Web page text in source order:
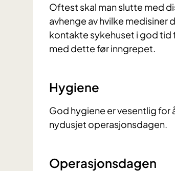
Oftest skal man slutte med
avhenge av hvilke medisiner
kontakte sykehuset i god tid
med dette før inngrepet.
Hygiene
God hygiene er vesentlig for
nydusjet operasjonsdagen.
Operasjonsdagen